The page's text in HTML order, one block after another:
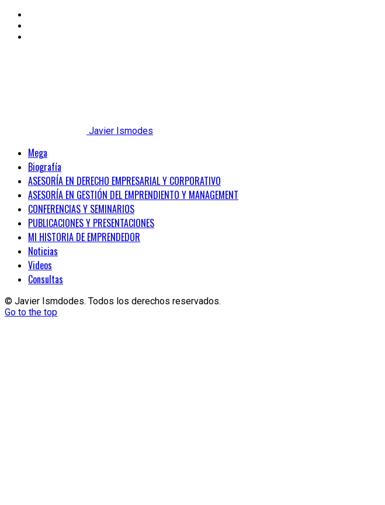
Javier Ismodes
Mega
Biografía
ASESORÍA EN DERECHO EMPRESARIAL Y CORPORATIVO
ASESORÍA EN GESTIÓN DEL EMPRENDIENTO Y MANAGEMENT
CONFERENCIAS Y SEMINARIOS
PUBLICACIONES Y PRESENTACIONES
MI HISTORIA DE EMPRENDEDOR
Noticias
Videos
Consultas
© Javier Ismdodes. Todos los derechos reservados.
Go to the top